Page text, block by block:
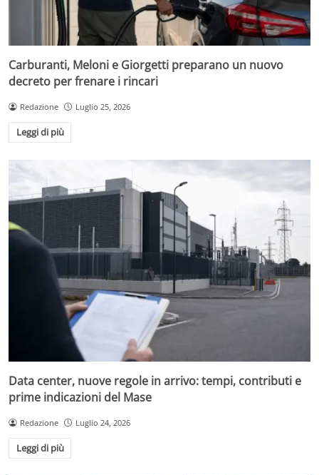
Carburanti, Meloni e Giorgetti preparano un nuovo
decreto per frenare i rincari
Redazione Luglio 25, 2026
Leggi di più
Data center, nuove regole in arrivo: tempi, contributi e
prime indicazioni del Mase
Redazione Luglio 24, 2026
Leggi di più